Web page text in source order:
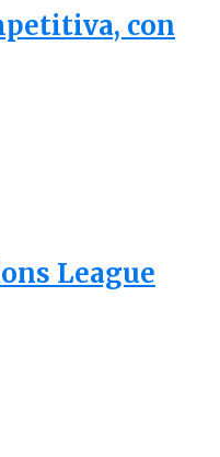
con
League